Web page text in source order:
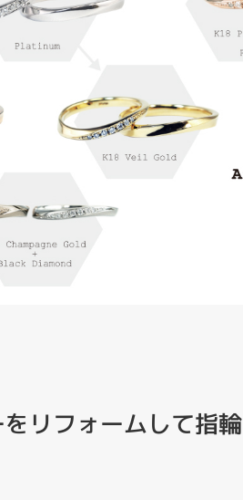
リフォームして指輪